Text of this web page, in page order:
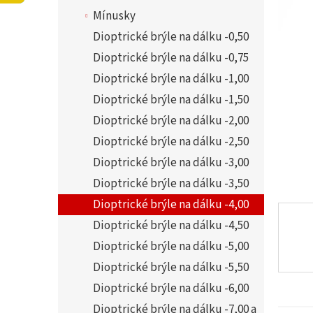
Mínusky
Dioptrické brýle na dálku -0,50
Dioptrické brýle na dálku -0,75
Dioptrické brýle na dálku -1,00
Dioptrické brýle na dálku -1,50
Dioptrické brýle na dálku -2,00
Dioptrické brýle na dálku -2,50
Dioptrické brýle na dálku -3,00
Dioptrické brýle na dálku -3,50
Dioptrické brýle na dálku -4,00
Dioptrické brýle na dálku -4,50
Dioptrické brýle na dálku -5,00
Dioptrické brýle na dálku -5,50
Dioptrické brýle na dálku -6,00
Dioptrické brýle na dálku -7,00 a